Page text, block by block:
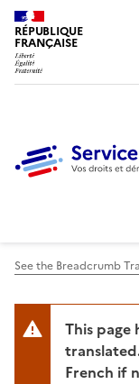
RÉPUBLIQUE
FRANÇAISE
See the Breadcrumb
This page has been automatically
French if